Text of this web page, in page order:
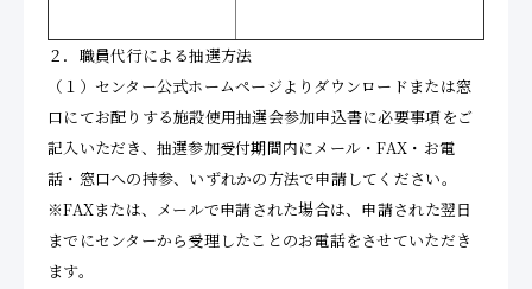
２．職員代行による抽選方法
（１）センター公式ホームページよりダウンロードまたは窓
口にてお配りする施設使用抽選会参加申込書に必要事項をご
記入いただき、抽選参加受付期間内にメール・FAX・お電
話・窓口への持参、いずれかの方法で申請してください。
※FAXまたは、メールで申請された場合は、申請された翌日
までにセンターから受理したことのお電話をさせていただき
ます。